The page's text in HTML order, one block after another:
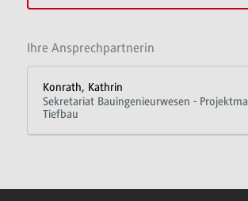
Ihre Ansprechpartnerin
Konrath, Kathrin
Sekretariat Bauingenieurwesen -
Tiefbau